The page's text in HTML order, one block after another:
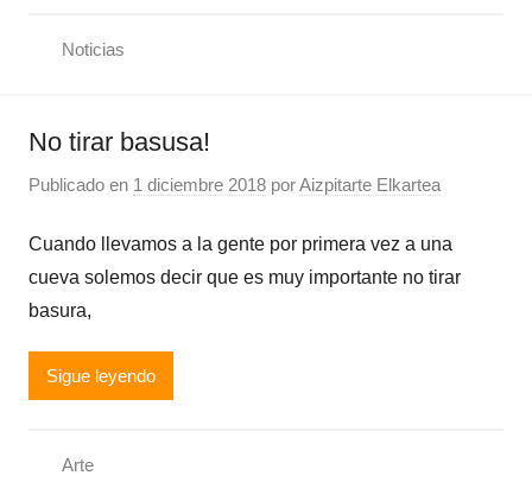
Noticias
No tirar basusa!
Publicado en 1 diciembre 2018 porAizpitarte Elkartea
Cuando llevamos a la gente por primera vez a una
cueva solemos decir que es muy importante no tirar
basura,
Sigue leyendo
Arte